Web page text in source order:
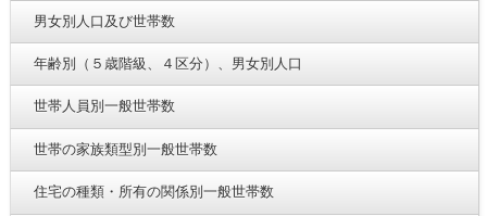
男女別人口及び世帯数
年齢別（５歳階級、４区分）、男女別人口
世帯人員別一般世帯数
世帯の家族類型別一般世帯数
住宅の種類・所有の関係別一般世帯数